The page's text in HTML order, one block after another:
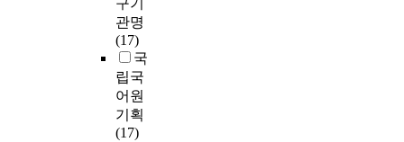
구기
관명
(17)
국
립국
어원
기획
(17)